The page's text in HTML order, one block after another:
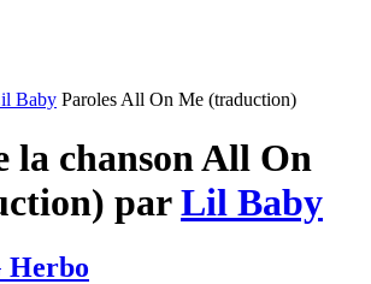
Baby Paroles All On Me (traduction)
la chanson All On
parLil Baby
Herbo